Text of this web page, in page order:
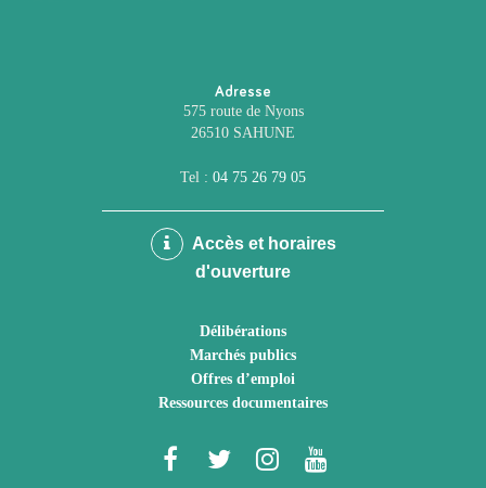
Adresse
575 route de Nyons
26510 SAHUNE
Tel : 04 75 26 79 05
Accès et horaires
d'ouverture
Délibérations
Marchés publics
Offres d’emploi
Ressources documentaires
Lien
Lien
Lien